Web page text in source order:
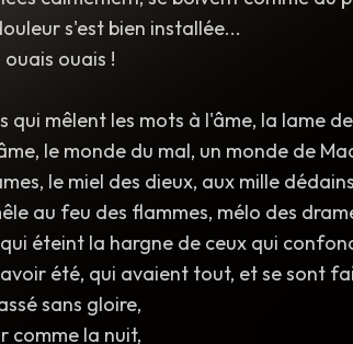
s'est bien installée...
ouais !
qui mêlent les mots à l'âme, la lame
le monde du mal, un monde de
le miel des dieux, aux mille
au feu des flammes, mélo des
éteint la hargne de ceux qui
été, qui avaient tout, et se sont
sans gloire,
comme la nuit,